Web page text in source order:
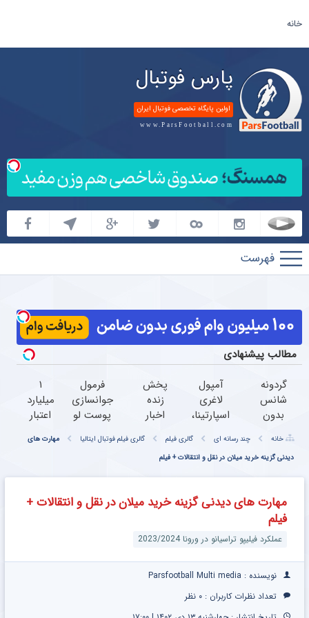
خانه
پارس فوتبال
اولین پایگاه تخصصی فوتبال ایران
www.ParsFootball.com
پارس
فوتبال
مطالب پیشنهادی
گردونه
شانس
بدون
PS5 تا
آیفون17
و بیت
آمپول
لاغری
اسپارتینا،
تومان
ارزان‌تر از
همه‌جا!
پخش
زنده
اخبار
رونمایی
از آسان
روش
گیاهی
فرمول
جوانسازی
پوست لو
ضدچروک
تخفیف
۱
میلیارد
اعتبار
طلا |
ضامن
خانه چند رسانه ای گالری فیلم گالری فیلم فوتبال ایتالیا
مهارت های
دیدنی گزینه خرید میلان در نقل و انتقالات + فیلم
مهارت های دیدنی گزینه خرید میلان در نقل و انتقالات +
فیلم
عملکرد فیلیپو تراسیانو در ورونا 2023/2024
نویسنده : Parsfootball Multi media
تعداد نظرات کاربران : ۰ نظر